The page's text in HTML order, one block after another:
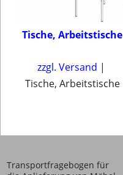
Tische, Arbeitstische
zzgl. Versand
Tische, Arbeitstische
Transportfragebogen für